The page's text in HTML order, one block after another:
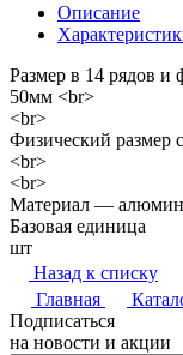
Описание
Размер в 14 рядов и
50мм <br>
<br>
Физический размер
<br>
<br>
Материал —
Базовая единица
шт
Назад к списку
Главная
Подписаться
на новости и акции